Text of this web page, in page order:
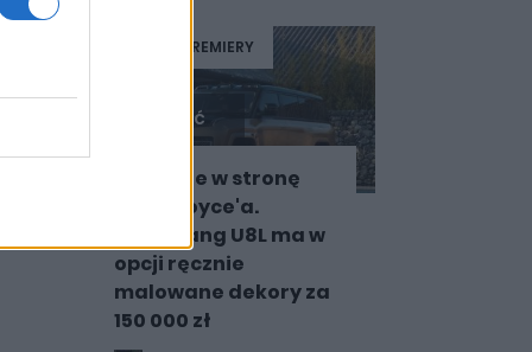
NOWOŚCI I PREMIERY
9 ZDJĘĆ
BYD idzie w stronę
Rolls-Royce'a.
Yangwang U8L ma w
opcji ręcznie
malowane dekory za
150 000 zł